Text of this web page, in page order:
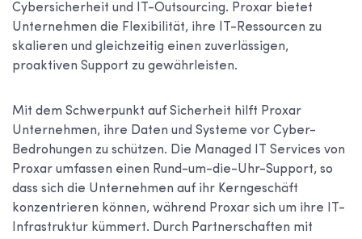
Cybersicherheit und IT-Outsourcing. Proxar bietet
Unternehmen die Flexibilität, ihre IT-Ressourcen zu
skalieren und gleichzeitig einen zuverlässigen,
proaktiven Support zu gewährleisten.
Mit dem Schwerpunkt auf Sicherheit hilft Proxar
Unternehmen, ihre Daten und Systeme vor Cyber-
Bedrohungen zu schützen. Die Managed IT Services von
Proxar umfassen einen Rund-um-die-Uhr-Support, so
dass sich die Unternehmen auf ihr Kerngeschäft
konzentrieren können, während Proxar sich um ihre IT-
Infrastruktur kümmert. Durch Partnerschaften mit